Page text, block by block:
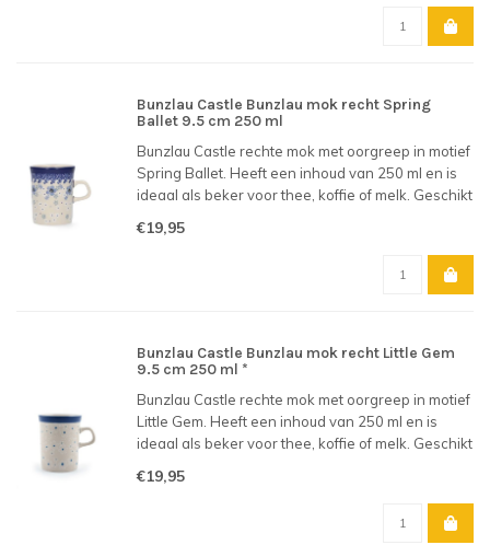
Bunzlau Castle Bunzlau mok recht Spring
Ballet 9.5 cm 250 ml
Bunzlau Castle rechte mok met oorgreep in motief
Spring Ballet. Heeft een inhoud van 250 ml en is
ideaal als beker voor thee, koffie of melk. Geschikt
€19,95
Bunzlau Castle Bunzlau mok recht Little Gem
9.5 cm 250 ml *
Bunzlau Castle rechte mok met oorgreep in motief
Little Gem. Heeft een inhoud van 250 ml en is
ideaal als beker voor thee, koffie of melk. Geschikt
€19,95